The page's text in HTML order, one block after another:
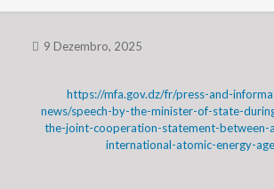
9 Dezembro, 2025
https://mfa.gov.dz/fr/press-and-
news/speech-by-the-minister-of-state-
the-joint-cooperation-statement-between-
international-atomic-energy-